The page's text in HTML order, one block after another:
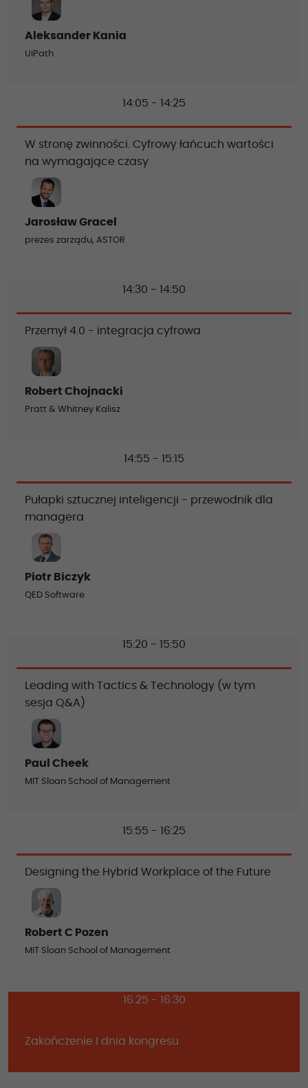
Aleksander Kania
UiPath
14:05 - 14:25
W stronę zwinności. Cyfrowy łańcuch wartości
na wymagające czasy
Jarosław Gracel
prezes zarządu, ASTOR
14:30 - 14:50
Przemył 4.0 - integracja cyfrowa
Robert Chojnacki
Pratt & Whitney Kalisz
14:55 - 15:15
Pułapki sztucznej inteligencji - przewodnik dla
managera
Piotr Biczyk
QED Software
15:20 - 15:50
Leading with Tactics & Technology (w tym
sesja Q&A)
Paul Cheek
MIT Sloan School of Management
15:55 - 16:25
Designing the Hybrid Workplace of the Future
Robert C Pozen
MIT Sloan School of Management
16:25 - 16:30
Zakończenie I dnia kongresu